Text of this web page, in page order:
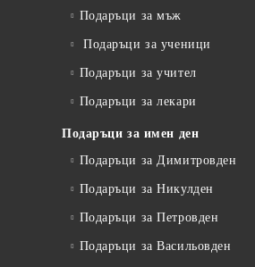
Подаръци за мъж
Подаръци за ученици
Подаръци за учител
Подаръци за лекари
Подаръци за имен ден
Подаръци за Димитровден
Подаръци за Никулден
Подаръци за Петровден
Подаръци за Васильовден